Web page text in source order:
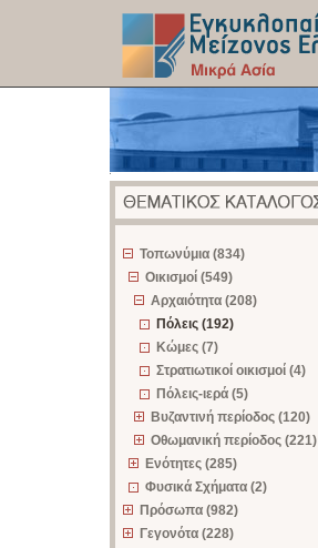
Τοπωνύμια (834)
Οικισμοί (549)
Αρχαιότητα (208)
Πόλεις (192)
Κώμες (7)
Στρατιωτικοί οικισμοί (4)
Πόλεις-ιερά (5)
Βυζαντινή περίοδος (120)
Οθωμανική περίοδος (221)
Ενότητες (285)
Φυσικά Σχήματα (2)
Πρόσωπα (982)
Γεγονότα (228)